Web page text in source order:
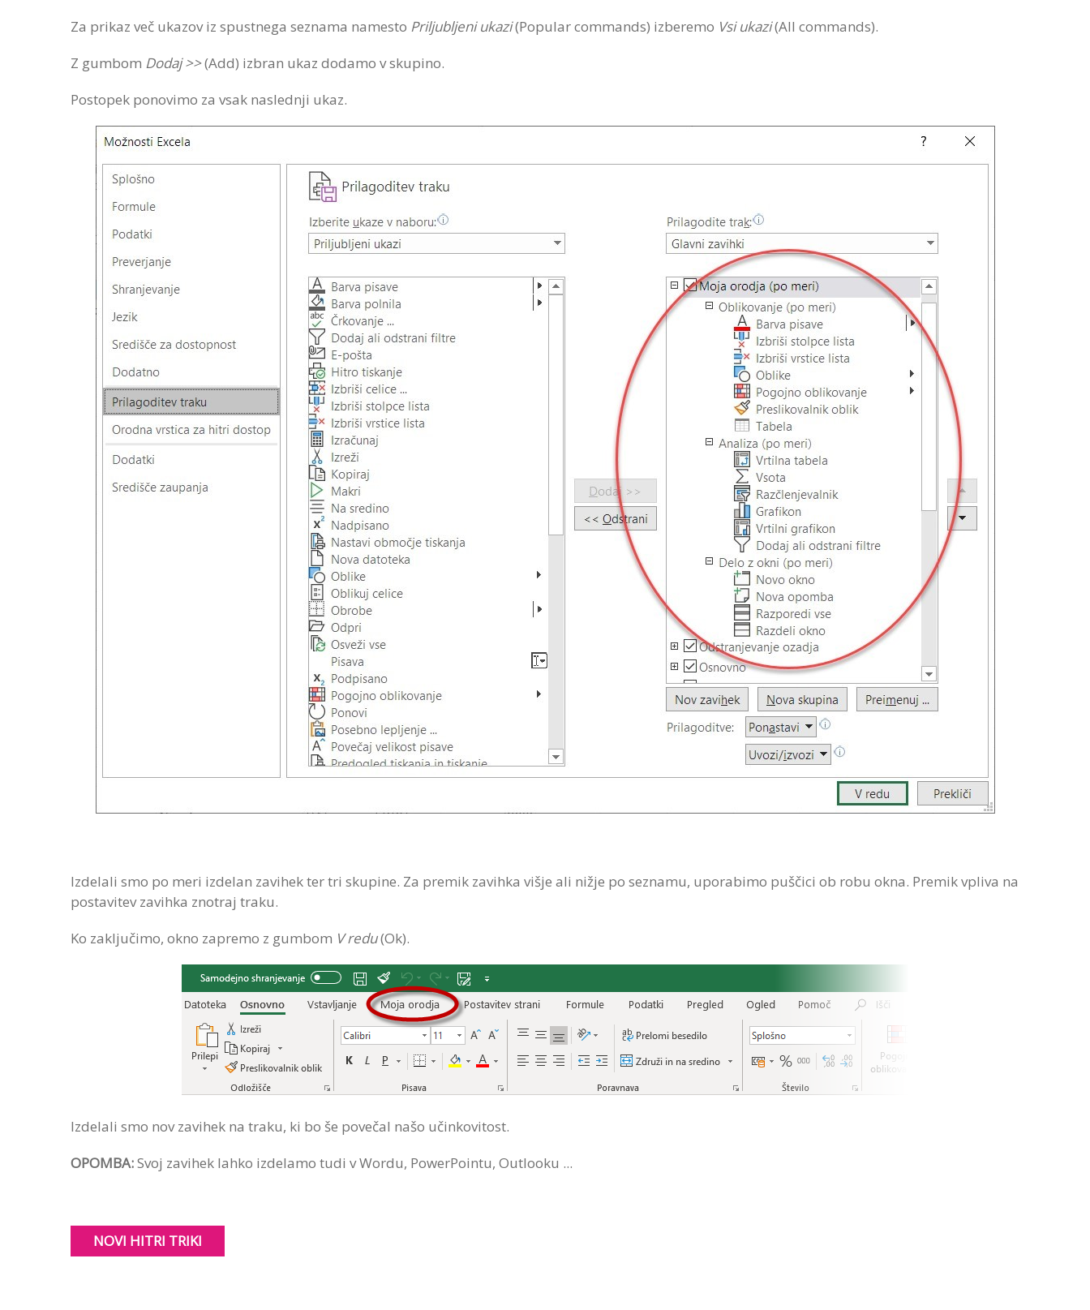
Za prikaz več ukazov iz spustnega seznama namesto Priljubljeni ukazi(Popular commands) izberemo Vsi ukazi(All commands).
Z gumbom Dodaj >>(Add) izbran ukaz dodamo v skupino.
Postopek ponovimo za vsak naslednji ukaz.
Izdelali smo po meri izdelan zavihek ter tri skupine. Za premik zavihka višje ali nižje po seznamu, uporabimo puščici ob robu okna. Premik vpliva na
postavitev zavihka znotraj traku.
Ko zaključimo, okno zapremo z gumbom V redu(Ok).
Izdelali smo nov zavihek na traku, ki bo še povečal našo učinkovitost.
OPOMBA:Svoj zavihek lahko izdelamo tudi v Wordu, PowerPointu, Outlooku ...
NOVI HITRI TRIKI